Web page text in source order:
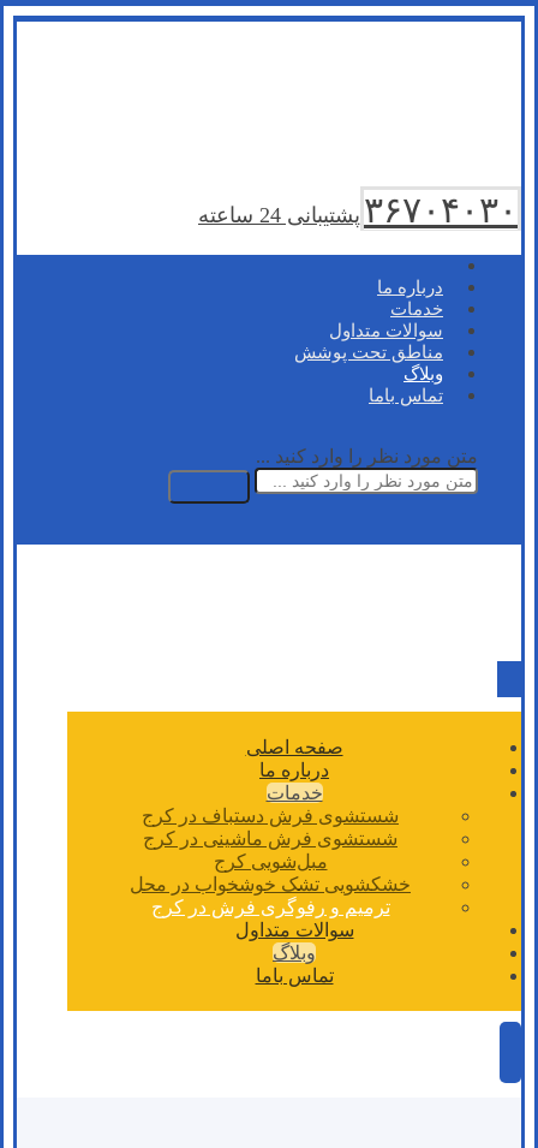
۳۶۷۰۴۰۳۰ پشتیبانی 24 ساعته
درباره ما
خدمات
سوالات متداول
مناطق تحت پوشش
وبلاگ
تماس باما
متن مورد نظر را وارد کنید ...
صفحه اصلی
درباره ما
خدمات
شستشوی فرش دستباف در کرج
شستشوی فرش ماشینی در کرج
مبل‌شویی کرج
خشکشویی تشک خوشخواب در محل
ترمیم و رفوگری فرش در کرج
سوالات متداول
وبلاگ
تماس باما